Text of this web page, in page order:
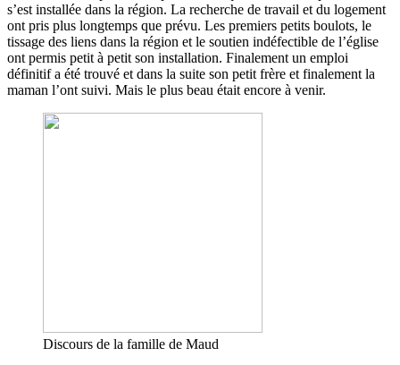
s’est installée dans la région. La recherche de travail et du logement
ont pris plus longtemps que prévu. Les premiers petits boulots, le
tissage des liens dans la région et le soutien indéfectible de l’église
ont permis petit à petit son installation. Finalement un emploi
définitif a été trouvé et dans la suite son petit frère et finalement la
maman l’ont suivi. Mais le plus beau était encore à venir.
Discours de la famille de Maud